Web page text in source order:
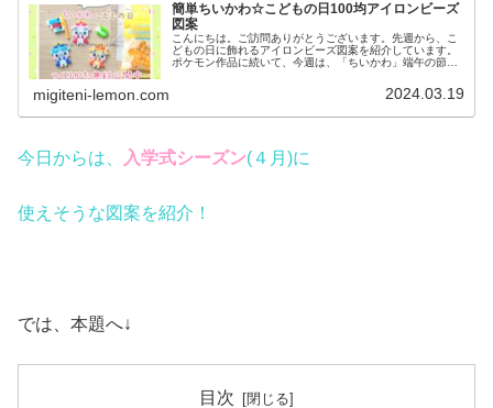
簡単ちいかわ☆こどもの日100均アイロンビーズ
図案
こんにちは。ご訪問ありがとうございます。先週から、こ
どもの日に飾れるアイロンビーズ図案を紹介しています。
ポケモン作品に続いて、今週は、「ちいかわ」端午の節句
migiteni-lemon.com 2024.03.19
今日からは、 入学式シーズン(４月)に
使えそうな図案を紹介！
では、本題へ↓
目次